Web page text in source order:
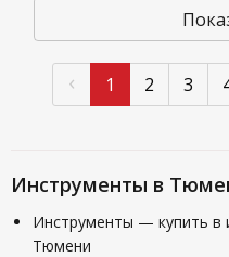
‹ 1 2 3
Инструменты в
Инструменты — купить в
Тюмени